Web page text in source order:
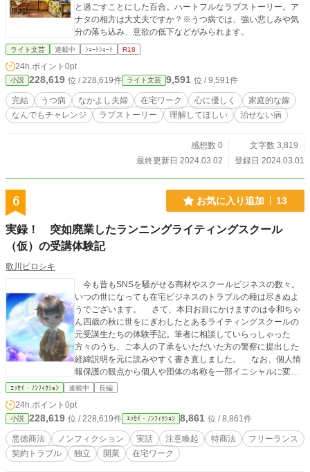
と過ごすことにした百合。ハートフルなラブストーリー。ア
ナタの相方は大丈夫ですか？※うつ病では、強い悲しみや気
分の落ち込み、意欲の低下などがみられます。
ライト文芸 連載中 ｼｮｰﾄｼｮｰﾄ R18
24h.ポイント 0pt
小説 228,619 位 / 228,619件 ライト文芸 9,591 位 / 9,591件
完結 うつ病 なかよし夫婦 在宅ワーク 心に優しく
家庭的な嫁
なんでもチャレンジ
ラブストーリー 理解してほしい 治せない病
感想数 0
文字数 3,819
最終更新日 2024.03.02
登録日 2024.03.01
6 お気に入り追加 13
実録！ 突如廃業したランニングライティングスクール
（仮）の受講体験記
歌川ピロシキ
今も昔もSNSを騒がせる商材やスクールビジネスの数々。
いつの世になっても在宅ビジネスのトラブルの種は尽きぬよ
うでございます。 さて、本日お目にかけますのは令和ちゃ
ん四歳の秋に世をにぎわしたとあるライティングスクールの
元受講生たちの体験手記。筆者に相談していらっしゃった
方々のうち、ご本人の了承をいただいた方の警察に提出した
経緯説明を元に読みやすく書き直しました。 なお、個人情
報保護の観点から個人や団体の名称を一部イニシャルに変更
しておりますので、あらかじめご了承ください。 また、手
の意見をできるだけ反映するようにしています。（事実関係
の誤認を招きかねない部分については元受講生様の意見では
なく、実際に起きた事実を優先しています） したがって、
筆者の考えとは著しく異なる部分もありますのでご注意くだ
さい。
ｴｯｾｲ・ﾉﾝﾌｨｸｼｮﾝ 連載中 長編
24h.ポイント 0pt
小説 228,619 位 / 228,619件 ｴｯｾｲ・ﾉﾝﾌｨｸｼｮﾝ 8,861 位 / 8,861件
悪徳商法 ノンフィクション 実話 注意喚起 特商法
フリーランス
契約トラブル
独立 開業 在宅ワーク